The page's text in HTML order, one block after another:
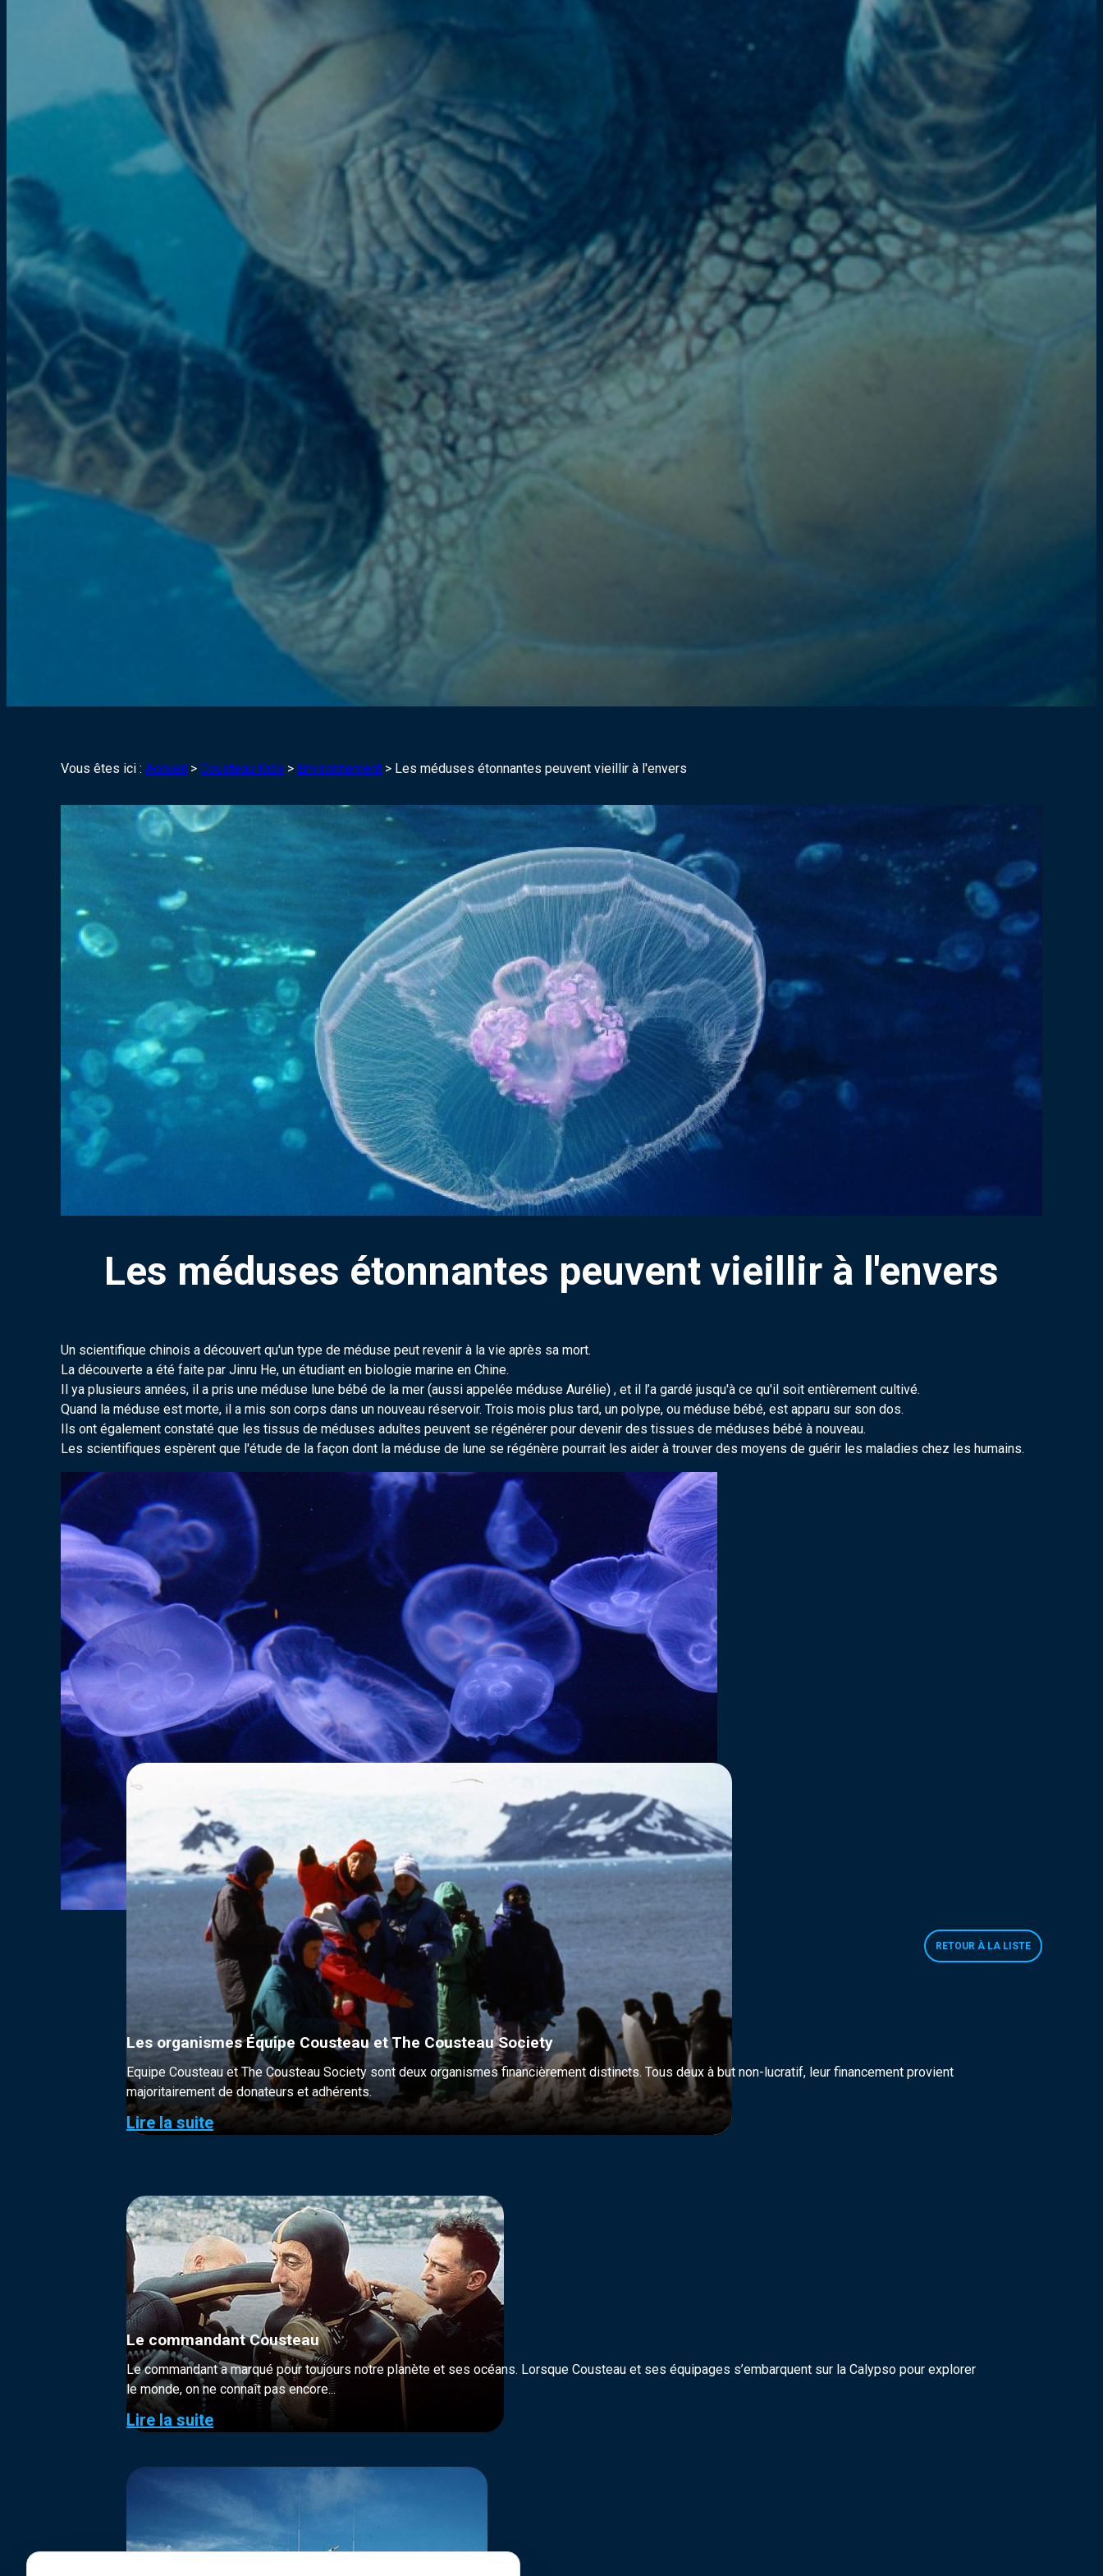
Vous êtes ici :Accueil >Cousteau Kids > Environnement > Les méduses étonnantes peuvent vieillir à l'envers
Les méduses étonnantes peuvent vieillir à l'envers
Un scientifique chinois a découvert qu'un type de méduse peut revenir à la vie après sa mort.
La découverte a été faite par Jinru He, un étudiant en biologie marine en Chine.
Il ya plusieurs années, il a pris une méduse lune bébé de la mer (aussi appelée méduse Aurélie) , et il l’a gardé jusqu'à ce qu'il soit entièrement cultivé.
Quand la méduse est morte, il a mis son corps dans un nouveau réservoir. Trois mois plus tard, un polype, ou méduse bébé, est apparu sur son dos.
Ils ont également constaté que les tissus de méduses adultes peuvent se régénérer pour devenir des tissues de méduses bébé à nouveau.
Les scientifiques espèrent que l'étude de la façon dont la méduse de lune se régénère pourrait les aider à trouver des moyens de guérir les maladies chez les humains.
RETOUR À LA LISTE
Les organismes Équipe Cousteau et The Cousteau Society
Equipe Cousteau et The Cousteau Society sont deux organismes financièrement distincts. Tous deux à but non-lucratif, leur financement provient
majoritairement de donateurs et adhérents.
Lire la suite
Le commandant Cousteau
Le commandant a marqué pour toujours notre planète et ses océans. Lorsque Cousteau et ses équipages s’embarquent sur la Calypso pour explorer
le monde, on ne connaît pas encore...
Lire la suite